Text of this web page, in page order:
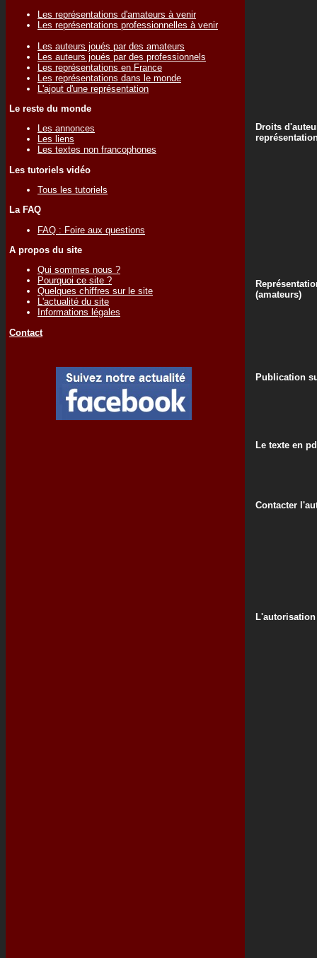
Les représentations d'amateurs à venir
Les représentations professionnelles à venir
Les auteurs joués par des amateurs
Les auteurs joués par des professionnels
Les représentations en France
Les représentations dans le monde
L'ajout d'une représentation
Le reste du monde
Les annonces
Les liens
Les textes non francophones
Les tutoriels vidéo
Tous les tutoriels
La FAQ
FAQ : Foire aux questions
A propos du site
Qui sommes nous ?
Pourquoi ce site ?
Quelques chiffres sur le site
L'actualité du site
Informations légales
Contact
Droits
(amateurs)
Publication
Le texte en
Contacter
L'autorisation